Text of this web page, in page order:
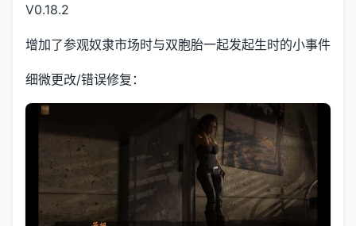
V0.18.2
增加了参观奴隶市场时与双胞胎一起发起生时的小事件
细微更改/错误修复：